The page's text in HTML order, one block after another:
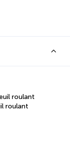
roulant
roulant